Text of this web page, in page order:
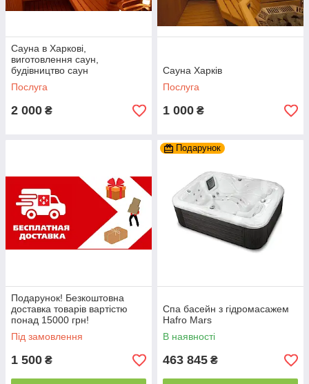
Сауна в Харкові,
виготовлення саун,
будівництво саун
Послуга
2 000 ₴
Сауна Харків
Послуга
1 000 ₴
Подарунок! Безкоштовна
доставка товарів вартістю
понад 15000 грн!
Під замовлення
1 500 ₴
Подарунок
Спа басейн з гідромасажем
Hafro Mars
В наявності
463 845 ₴